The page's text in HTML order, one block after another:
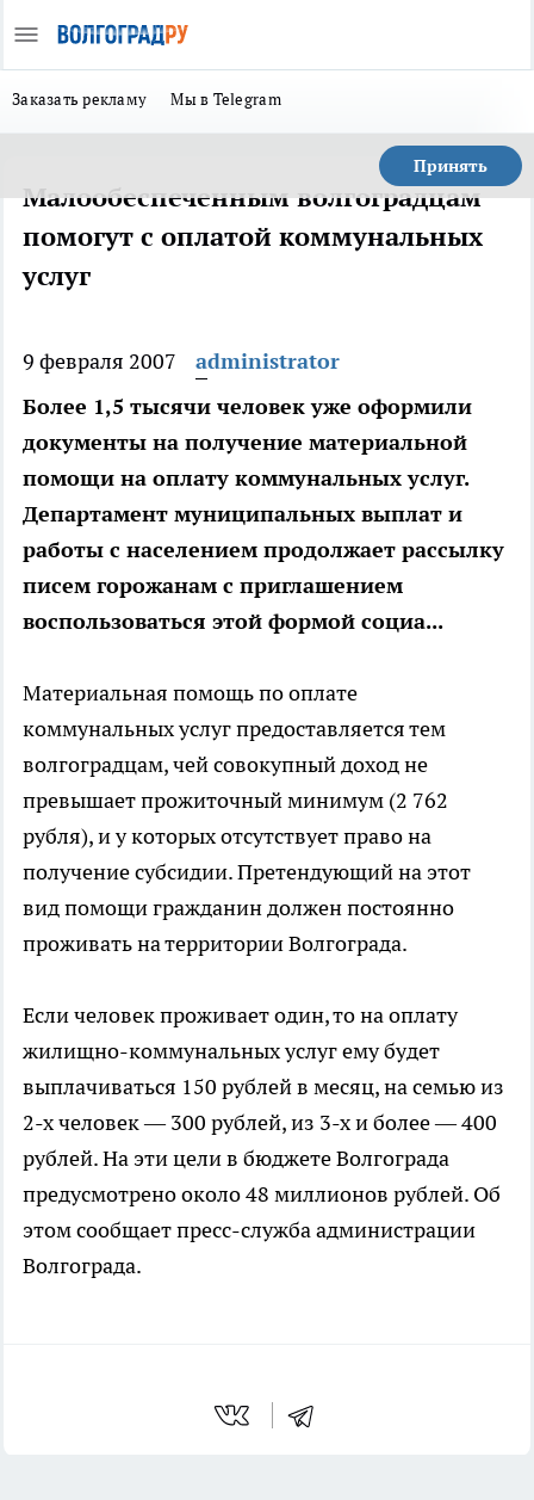
Заказать рекламу Мы в Telegram
Принять
Малообеспеченным волгоградцам
помогут с оплатой коммунальных
услуг
9 февраля 2007
administrator
Более 1,5 тысячи человек уже оформили
документы на получение материальной
помощи на оплату коммунальных услуг.
Департамент муниципальных выплат и
работы с населением продолжает рассылку
писем горожанам с приглашением
воспользоваться этой формой социа...
Материальная помощь по оплате
коммунальных услуг предоставляется тем
волгоградцам, чей совокупный доход не
превышает прожиточный минимум (2 762
рубля), и у которых отсутствует право на
получение субсидии. Претендующий на этот
вид помощи гражданин должен постоянно
проживать на территории Волгограда.
Если человек проживает один, то на оплату
жилищно-коммунальных услуг ему будет
выплачиваться 150 рублей в месяц, на семью из
2-х человек — 300 рублей, из 3-х и более — 400
рублей. На эти цели в бюджете Волгограда
предусмотрено около 48 миллионов рублей. Об
этом сообщает пресс-служба администрации
Волгограда.